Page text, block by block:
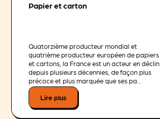
Papier et carton
Quatorzième producteur mondial et
quatrième producteur européen de papiers
et cartons, la France est un acteur en déclin
depuis plusieurs décennies, de façon plus
précoce et plus marquée que ses pa...
Lire plus